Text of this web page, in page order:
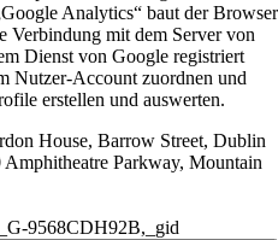
Analytics“ baut der Browser
Verbindung mit dem Server von
Dienst von Google registriert
Nutzer-Account zuordnen und
erstellen und auswerten.
House, Barrow Street, Dublin
Parkway, Mountain
9568CDH92B,_gid